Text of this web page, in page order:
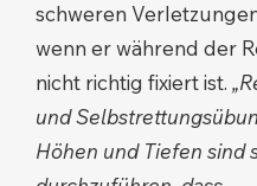
schweren
wenn er während der
nicht richtig fixiert ist.
und
Höhen und Tiefen sind